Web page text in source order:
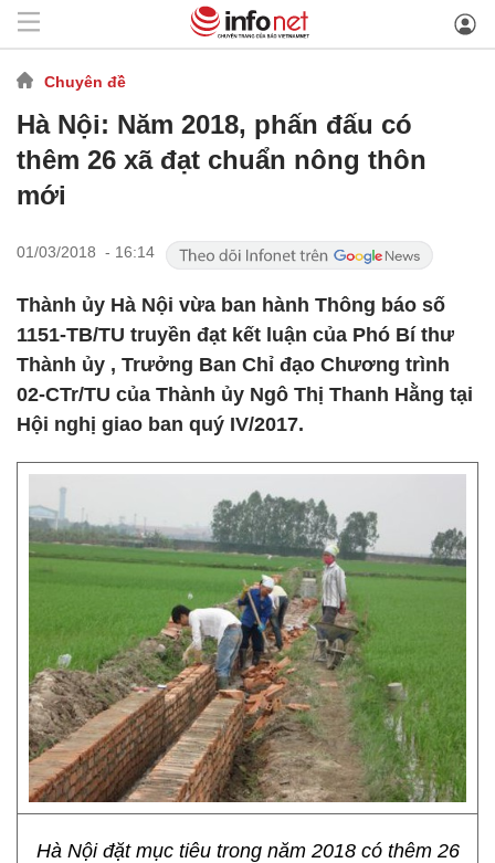
Chuyên đề
Hà Nội: Năm 2018, phấn đấu có
thêm 26 xã đạt chuẩn nông thôn
mới
01/03/2018 - 16:14
​Thành ủy Hà Nội vừa ban hành Thông báo số
1151-TB/TU truyền đạt kết luận của Phó Bí thư
Thành ủy , Trưởng Ban Chỉ đạo Chương trình
02-CTr/TU của Thành ủy Ngô Thị Thanh Hằng tại
Hội nghị giao ban quý IV/2017.
Hà Nội đặt mục tiêu trong năm 2018 có thêm 26